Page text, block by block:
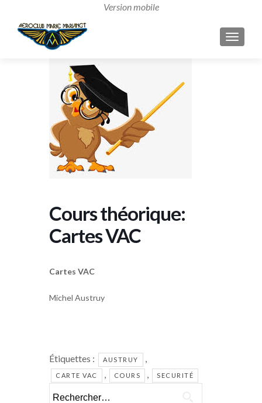
Cours théorique:
Cartes VAC
Cartes VAC
Michel Austruy
Étiquettes : AUSTRUY ,
CARTE VAC , COURS , SECURITÉ